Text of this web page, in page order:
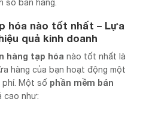
số bán hàng.
hóa nào tốt nhất – Lựa
quả kinh doanh
hàng tạp hóa nào tốt nhất là
hàng của bạn hoạt động một
phí. Một số phần mềm bán
cao như: